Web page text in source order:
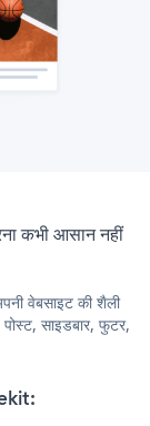
कभी आसान नहीं
वेबसाइट की शैली
साइडबार, फुटर,